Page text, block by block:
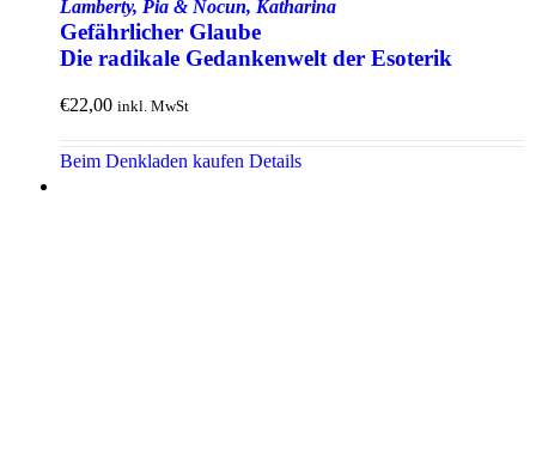
Lamberty, Pia & Nocun, Katharina
Gefährlicher Glaube
Die radikale Gedanken­welt der Esoterik
€22,00 inkl. MwSt
Beim Denkladen kaufen Details